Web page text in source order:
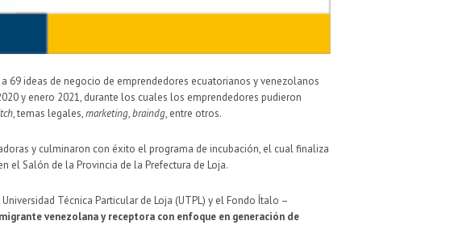
69 ideas de negocio de emprendedores ecuatorianos y venezolanos
y enero 2021, durante los cuales los emprendedores pudieron
, temas legales,marketing,braindg, entre otros.
y culminaron con éxito el programa de incubación, el cual finaliza
el Salón de la Provincia de la Prefectura de Loja.
Técnica Particular de Loja (UTPL) y el Fondo Ítalo –
venezolana y receptora con enfoque en generación de